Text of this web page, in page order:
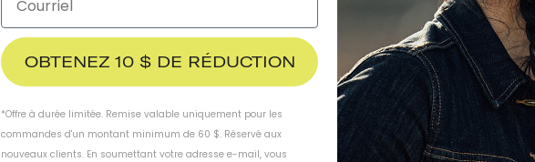
AVEC LEUR STYLE RÉTRO ET LEUR SON CLAIR ET PUISSANT,
NOS SONNETTES DE VÉLO FERONT TOURNER LES TÊTES SUR
OBTENEZ 10 $ DE RÉDUCTION
*Offre à durée limitée. Remise valable uniquement pour les
commandes d'un montant minimum de 60 $. Réservé aux
nouveaux clients. En soumettant votre adresse e-mail, vous